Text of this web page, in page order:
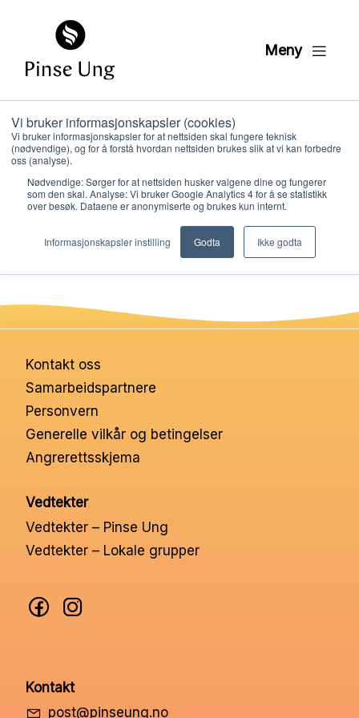
Vi bruker informasjonskapsler (cookies)
Vi bruker informasjonskapsler for at nettsiden skal fungere teknisk
(nødvendige), og for å forstå hvordan nettsiden brukes slik at vi kan forbedre
oss (analyse).
Nødvendige: Sørger for at nettsiden husker valgene dine og fungerer
som den skal. Analyse: Vi bruker Google Analytics 4 for å se statistikk
over besøk. Dataene er anonymiserte og brukes kun internt.
Informasjonskapsler instilling Godta Ikke godta
Meny
2 La navnet ditt
helliges
PER KRISTIAN LØVE
Kontakt oss
Samarbeidspartnere
Personvern
Generelle vilkår og betingelser
Angrerettsskjema
Vedtekter
Vedtekter – Pinse Ung
Vedtekter – Lokale grupper
Kontakt
post@pinseung.no
Hva vi gjør
Ressurser
Nettbutikk
Kontakt oss
Min konto